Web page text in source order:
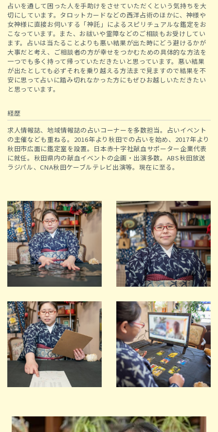
占いを通して困った人を手助けをさせていただくという気持ちを大
切にしています。タロットカードなどの西洋占術のほかに、神様や
女神様に直接お伺いする「神託」によるスピリチュアルな鑑定をお
こなっています。また、お祓いや霊障などのご相談もお受けしてい
ます。占いは当たることよりも悪い結果が出た時にどう避けるかが
大事だと考え、ご相談者の方が幸せをつかむための具体的な方法を
一つでも多く持って帰っていただきたいと思っています。悪い結果
が出たとしても必ずそれを乗り越える方法まで見ますので結果を不
安に思って占いに踏み切れなかった方にもぜひお越しいただきたい
と思っています。
経歴
求人情報誌、地域情報誌の占いコーナーを多数担当。占いイベント
の主催なども重ねる。2016年より秋田での占いを始め、2017年より
秋田市広面に鑑定室を設置。日本赤十字社献血サポーター企業代表
に就任。秋田県内の献血イベントの企画・出演多数。ABS秋田放送
ラジパル、CNA秋田ケーブルテレビ出演等。現在に至る。